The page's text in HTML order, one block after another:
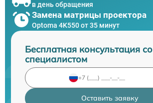
в день обращения
Замена матрицы проектора
Optoma 4K550 от 35 минут
Бесплатная консультация со
специалистом
Оставить заявку